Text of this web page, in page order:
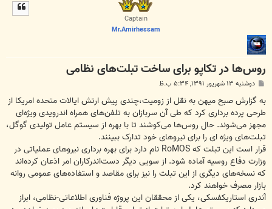
Captain
Mr.Amirhessam
روس‌ها در تکاپو برای ساخت تبلت‌های نظامی
ت
دوشنبه ۱۳ شهریور ۱۳۹۱, ۵:۳۴ ب.ظ
به گزارش صبح میهن به نقل از زومیت،چندی پیش ارتش ایالات متحده امریکا از
طرحی پرده برداری کرد که طی آن سربازان به تلفن‌های همراه‌ اندرویدی ویژه‌ای
مجهز می‌شوند. حال روس‌ها می‌کوشند تا با بهره از سیستم عامل تولیدی گوگل،
تبلت‌های ویژه ای را برای نیروهای خود تدارک ببینند.
قرار است این تبلت که RoMOS نام دارد برای بهره برداری نیروهای عملیاتی در
وزارت دفاع روسیه آماده شود. از سویی دیگر دست‌اندرکاران امر اذعان کرده‌اند
که نسخه‌های دیگری از این تبلت را نیز برای مقاصد و استفاده‌های عمومی‌ روانه
بازار مصرف خواهند کرد.
آندری استاریکفسکی، یکی از محققان این پروژه فناوری اطلاعاتی-نظامی، ابراز